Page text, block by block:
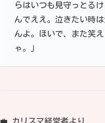
らはいつも見守っとる
んでええ。泣きたい時は
んよ。ほいで、また笑
ゃ。」
💼 カリスマ経営者より